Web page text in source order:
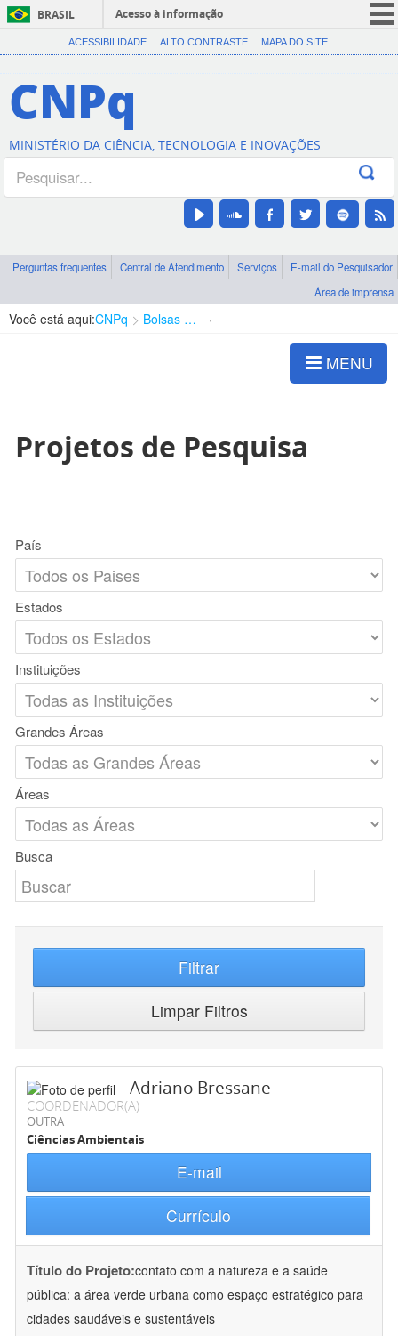
BRASIL
Acesso à informação
CORONAVÍRUS (COVID-19)
Canais
ACESSIBILIDADE ALTO CONTRASTE MAPA DO SITE
CNPq
MINISTÉRIO DA CIÊNCIA, TECNOLOGIA E INOVAÇÕES
Perguntas frequentes Central de Atendimento Serviços
E-mail do Pesquisador
Área de imprensa
Você está aqui:CNPq Bolsas e Auxílios Vigentes
MENU
Projetos de Pesquisa
País
Estados
Instituições
Grandes Áreas
Áreas
Busca
Filtrar
Limpar Filtros
Adriano Bressane
COORDENADOR(A)
OUTRA
Ciências Ambientais
E-mail
Currículo
Título do Projeto:contato com a natureza e a saúde
pública: a área verde urbana como espaço estratégico para
cidades saudáveis e sustentáveis